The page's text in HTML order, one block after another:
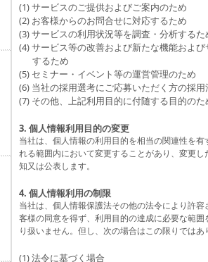
(1) サービスのご提供およびご案内のため
(2) お客様からのお問合せに対応するため
(3) サービスの利用状況等を調査・分析するた
(4) サービス等の改善および新たな機能およ
するため
(5) セミナー・イベント等の運営管理のため
(6) 当社の採用選考にご応募いただく方の採用
(7) その他、上記利用目的に付随する目的のた
3. 個人情報利用目的の変更
当社は、個人情報の利用目的を相当の関連性を有
れる範囲内において変更することがあり、変更し
知又は公表します。
4. 個人情報利用の制限
当社は、個人情報保護法その他の法令により許容
客様の同意を得ず、利用目的の達成に必要な範囲
り扱いません。但し、次の場合はこの限りではあ
(1) 法令に基づく場合